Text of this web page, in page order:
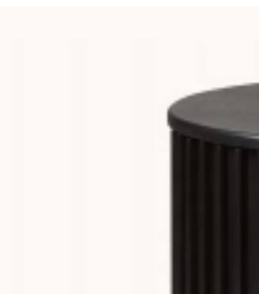
är i en och samma färg kan stilen lätt
hem tygprover på flera av våra soffor,
till hur tyget upplevs i verkligheten. Tre